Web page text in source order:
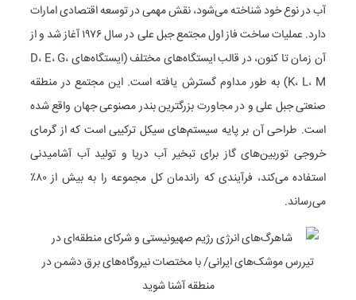
آب در نوع خود شناخته می‌شود، نقش مهمی در توسعه اقتصادی امارات
دارد. عملیات ساخت فاز اول مجتمع جبل علی در سال ۱۹۷۶ آغاز شد و از
آن زمان تا کنون، در قالب ایستگاه‌های مختلف (ایستگاه‌های D، E، G،
K، L، M) به طور مداوم گسترش یافته است. این مجتمع در منطقه
صنعتی جبل علی و در مجاورت بزرگترین بندر مصنوعی جهان واقع شده
است. طراحی آن بر پایه سیستم‌های سیکل ترکیبی است که از گرمای
خروجی توربین‌های گاز برای تبخیر آب دریا و تولید آب آشامیدنی
استفاده می‌کند، فرآیندی که راندمان کل مجموعه را به بیش از ۸۰٪
می‌رساند.